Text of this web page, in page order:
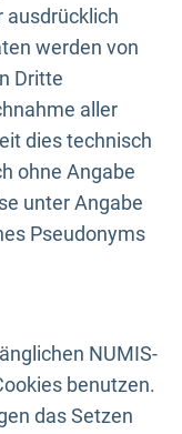
ausdrücklich
werden von
Dritte
aller
dies technisch
ohne Angabe
unter Angabe
Pseudonyms
NUMIS-
benutzen.
das Setzen